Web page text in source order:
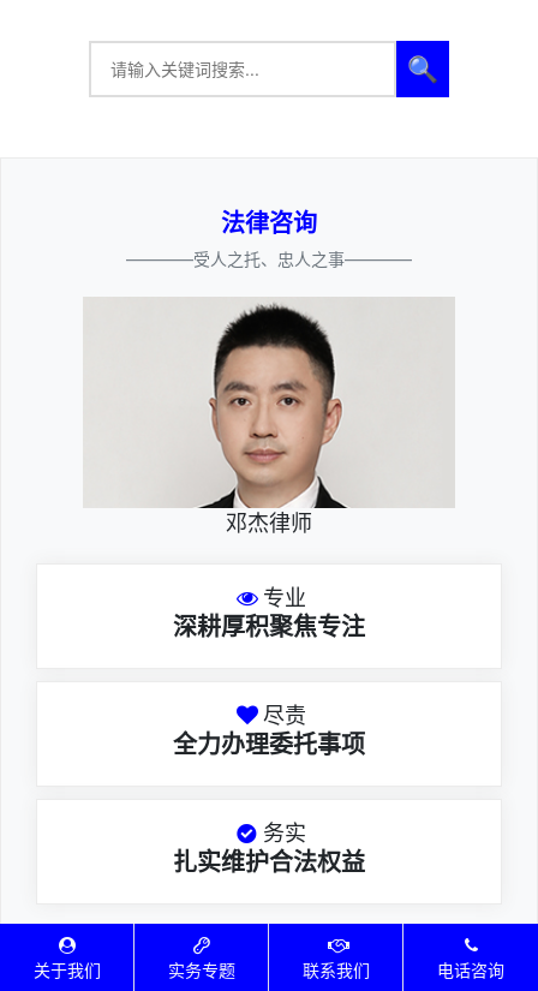
🔍
法律咨询
————受人之托、忠人之事————
邓杰律师
专业
深耕厚积聚焦专注
尽责
全力办理委托事项
务实
扎实维护合法权益
邓杰律师，法律硕士，执业于北京市炜
关于我们 实务专题 联系我们 电话咨询